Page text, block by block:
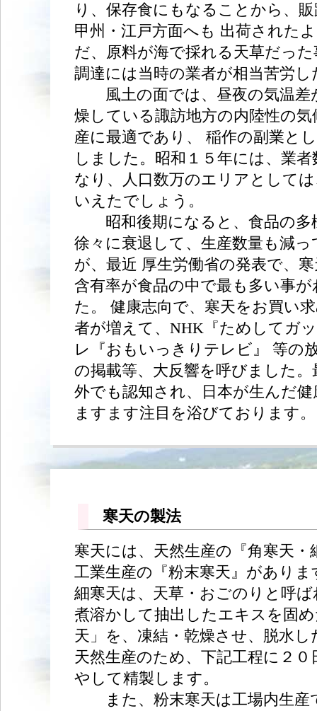
り、保存食にもなることから、
甲州・江戸方面へも 出荷された
だ、原料が海で採れる天草だっ
調達には当時の業者が相当苦労
風土の面では、昼夜の気温差
燥している諏訪地方の内陸性の気
産に最適であり、 稲作の副業と
しました。昭和１５年には、業
なり、人口数万のエリアとして
いえたでしょう。
昭和後期になると、食品の多
徐々に衰退して、生産数量も減
が、最近 厚生労働省の発表で、
含有率が食品の中で最も多い事
た。 健康志向で、寒天をお買い
者が増えて、NHK『ためしてガ
レ『おもいっきりテレビ』 等の
の掲載等、大反響を呼びました
外でも認知され、日本が生んだ
ますます注目を浴びております。
寒天の製法
寒天には、天然生産の『角寒天・
工業生産の『粉末寒天』がありま
細寒天は、天草・おごのりと呼
煮溶かして抽出したエキスを固
天」を、凍結・乾燥させ、脱水し
天然生産のため、下記工程に２０
やして精製します。
また、粉末寒天は工場内生産